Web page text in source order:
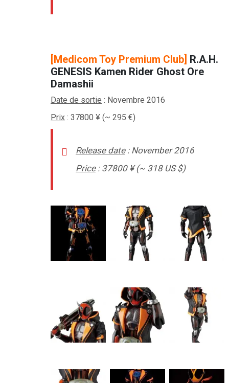
[Medicom Toy Premium Club] R.A.H.
GENESIS Kamen Rider Ghost Ore
Damashii
Date de sortie : Novembre 2016
Prix :37800 ¥ (~ 295 €)
Release date: November 2016
Price: 37800 ¥ (~ 318 US $)